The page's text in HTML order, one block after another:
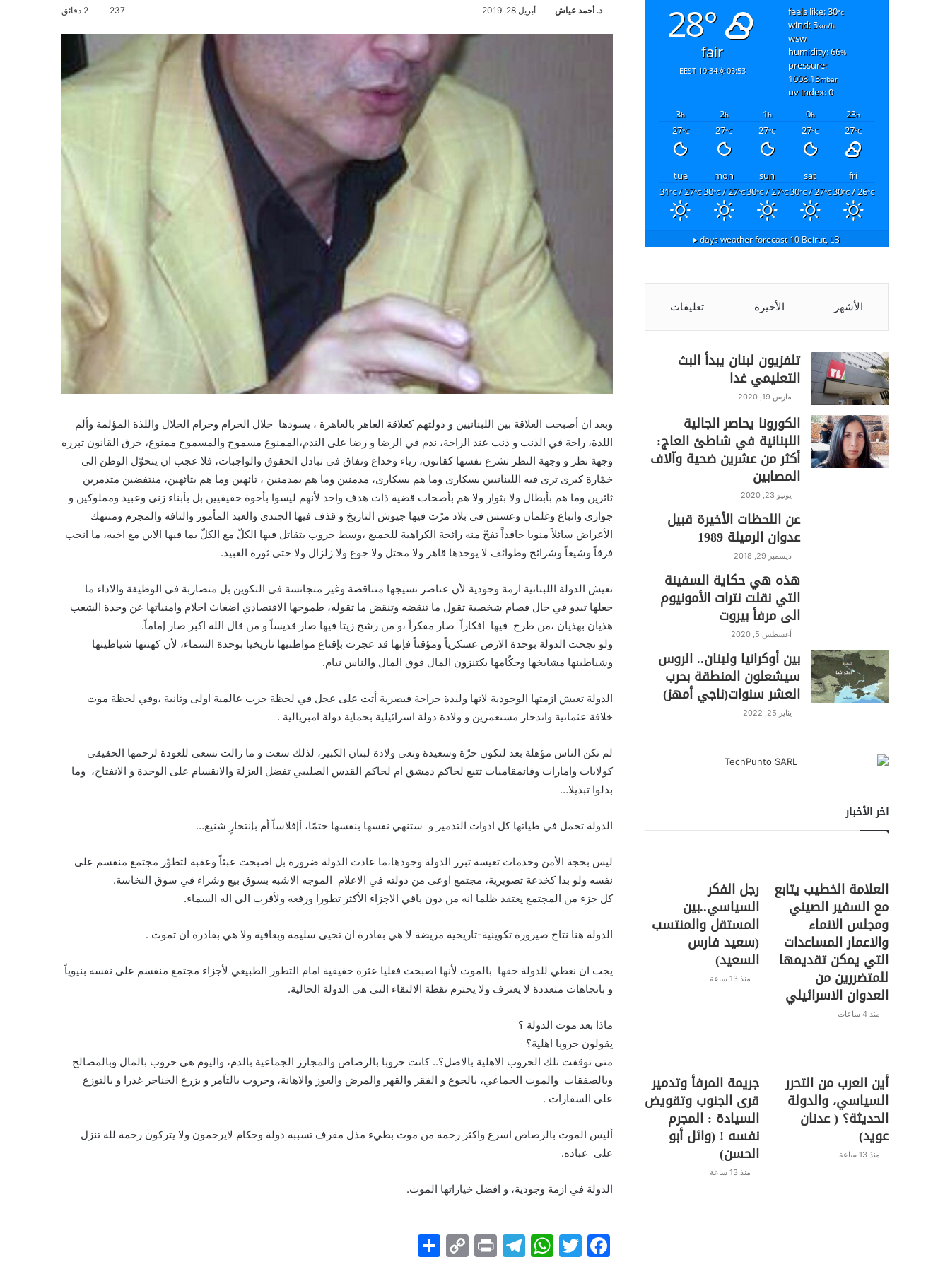
د. أحمد عياش أبريل 28, 2019 237
وبعد ان أصبحت العلاقة بين اللبنانيين و دولتهم كعلاقة العاهر بالعاهرة ، يسودها حلال الحرام وحرام الحلال واللذة المؤلمة وألم
اللذة، راحة في الذنب و ذنب عند الراحة، ندم في الرضا و رضا على الندم،الممنوع مسموح والمسموح ممنوع، خرق القانون تبرره
وجهة نظر و وجهة النظر تشرع نفسها كقانون، رياء وخداع ونفاق في تبادل الحقوق والواجبات، فلا عجب ان يتحوّل الوطن الى
خمّارة كبرى ترى فيه اللبنانيين بسكارى وما هم بسكارى، مدمنين وما هم بمدمنين ، تائهين وما هم بتائهين، منتفضين متذمرين
ثائرين وما هم بأبطال ولا بثوار ولا هم بأصحاب قضية ذات هدف واحد لأنهم ليسوا بأخوة حقيقيين بل بأبناء زنى وعبيد ومملوكين و
جواري واتباع وغلمان وعسس في بلاد مرّت فيها جيوش التاريخ و قذف فيها الجندي والعبد المأمور والتافه والمجرم ومنتهك
الأعراض سائلاً منويا حاقداً تفحّ منه رائحة الكراهية للجميع ،وسط حروب يتقاتل فيها الكلّ مع الكلّ بما فيها الابن مع اخيه، ما انجب
فرقاً وشيعاً وشرائح وطوائف لا يوحدها قاهر ولا محتل ولا جوع ولا زلزال ولا حتى ثورة العبيد.
تعيش الدولة اللبنانية ازمة وجودية لأن عناصر نسيجها متناقضة وغير متجانسة في التكوين بل متضاربة في الوظيفة والاداء ما
جعلها تبدو في حال فصام شخصية تقول ما تنقضه وتنقض ما تقوله، طموحها الاقتصادي اضغاث احلام وامنياتها عن وحدة الشعب
هذيان بهذيان ،من طرح فيها افكاراً صار مفكراً ،و من رشح زيتا فيها صار قديساً و من قال الله اكبر صار إماماً.
ولو نجحت الدولة بوحدة الارض عسكرياً ومؤقتاً فإنها قد عجزت بإقناع مواطنيها تاريخيا بوحدة السماء، لأن كهنتها شياطينها
وشياطينها مشايخها وحكّامها يكتنزون المال فوق المال والناس نيام.
الدولة تعيش ازمتها الوجودية لانها وليدة جراحة قيصرية أتت على عجل في لحظة حرب عالمية اولى وثانية ،وفي لحظة موت
خلافة عثمانية واندحار مستعمرين و ولادة دولة اسرائيلية بحماية دولة امبريالية .
لم تكن الناس مؤهلة بعد لتكون حرّة وسعيدة وتعي ولادة لبنان الكبير، لذلك سعت و ما زالت تسعى للعودة لرحمها الحقيقي
كولايات وامارات وقائمقاميات تتبع لحاكم دمشق ام لحاكم القدس الصليبي تفضل العزلة والانقسام على الوحدة و الانفتاح، وما
بدلوا تبديلا…
الدولة تحمل في طياتها كل ادوات التدمير و ستنهي نفسها بنفسها حتمًا، أإفلاساً أم بإنتحارٍ شنيع…
ليس بحجة الأمن وخدمات تعيسة تبرر الدولة وجودها،ما عادت الدولة ضرورة بل اصبحت عبئاً وعقبة لتطوّر مجتمع منقسم على
نفسه ولو بدا كخدعة تصويرية، مجتمع اوعى من دولته في الاعلام الموجه الاشبه بسوق بيع وشراء في سوق النخاسة.
كل جزء من المجتمع يعتقد ظلما انه من دون باقي الاجزاء الأكثر تطورا ورفعة ولأقرب الى اله السماء.
الدولة هنا نتاج صيرورة تكوينية-تاريخية مريضة لا هي بقادرة ان تحيى سليمة وبعافية ولا هي بقادرة ان تموت .
يجب ان نعطي للدولة حقها بالموت لأنها اصبحت فعليا عثرة حقيقية امام التطور الطبيعي لأجزاء مجتمع منقسم على نفسه بنيوياً
و باتجاهات متعددة لا يعترف ولا يحترم نقطة الالتقاء التي هي الدولة الحالية.
ماذا بعد موت الدولة ؟
يقولون حروبا اهلية؟
متى توقفت تلك الحروب الاهلية بالاصل؟.. كانت حروبا بالرصاص والمجازر الجماعية بالدم، واليوم هي حروب بالمال وبالمصالح
وبالصفقات والموت الجماعي، بالجوع و الفقر والقهر والمرض والعوز والاهانة، وحروب بالتآمر و بزرع الخناجر غدرا و بالتوزع
على السفارات .
أليس الموت بالرصاص اسرع واكثر رحمة من موت بطيء مذل مقرف تسببه دولة وحكام لايرحمون ولا يتركون رحمة لله تنزل
على عباده.
الدولة في ازمة وجودية، و افضل خياراتها الموت.
F
T
W
T
Pr
C
28°
fair
05:53
19:34 EEST
feels like: 30°c
wind: 5km/h
wsw
humidity: 66%
pressure:
1008.13mbar
uv index: 0
23h
0h
1h
2h
3h
27°C
27°C
27°C
27°C
27°C
fri
sat
sun
mon
tue
30°C/ 26°C
30°C/ 27°C
30°C/ 27°C
30°C/ 27°C
31°C/ 27°C
Beirut, LB
10 days weather forecast ▸
الأشهر الأخيرة تعليقات
تلفزيون لبنان يبدأ البث
التعليمي غدا
مارس 19, 2020
الكورونا يحاصر الجالية
اللبنانية في شاطئ العاج:
أكثر من عشرين ضحية وآلاف
المصابين
يونيو 23, 2020
عن اللحظات الأخيرة قبيل
عدوان الرميلة 1989
ديسمبر 29, 2018
هذه هي حكاية السفينة
التي نقلت نترات الأمونيوم
الى مرفأ بيروت
أغسطس 5, 2020
بين أوكرانيا ولبنان.. الروس
سيشعلون المنطقة بحرب
العشر سنوات(ناجي أمهز)
يناير 25, 2022
اخر الأخبار
العلامة الخطيب يتابع
مع السفير الصيني
ومجلس الانماء
والاعمار المساعدات
التي يمكن تقديمها
للمتضررين من
العدوان الاسرائيلي
منذ 4 ساعات
رجل الفكر
السياسي..بين
المستقل والمنتسب
(سعيد فارس
السعيد)
منذ 13 ساعة
أين العرب من التحرر
السياسي، والدولة
الحديثة؟ ( عدنان
عويد)
منذ 13 ساعة
جريمة المرفأ وتدمير
قرى الجنوب وتقويض
السيادة : المجرم
نفسه ! (وائل أبو
الحسن)
منذ 13 ساعة